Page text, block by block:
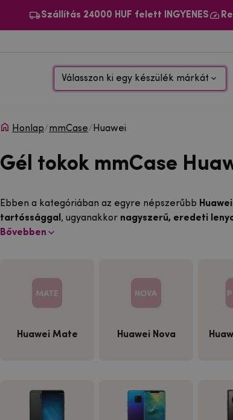
Szállítás 24000 HUF felett INGYENES
Válasszon ki egy készülék márkát
Honlap/mmCase/ Huawei
Gél tokok mmCase
Ebben a kategóriában az egyre népszerűbb Huawei
tartóssággal , ugyanakkor nagyszerű, eredeti
Bővebben
Huawei Mate Huawei Nova